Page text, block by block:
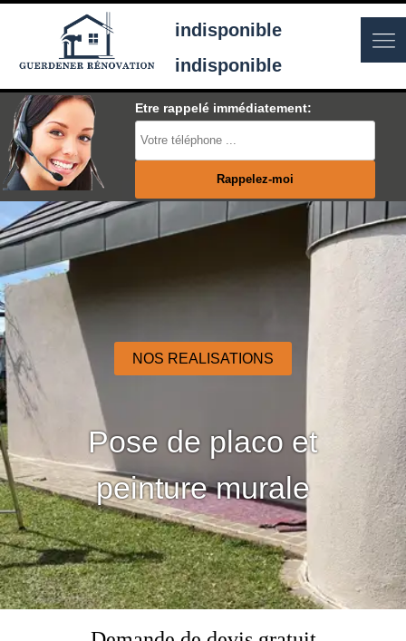
indisponible
indisponible
Etre rappelé immédiatement:
NOS REALISATIONS
Pose de placo et
peinture murale